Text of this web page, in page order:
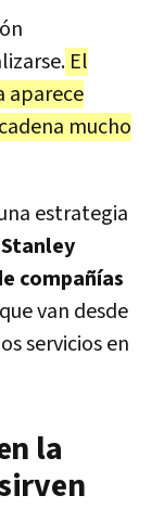
El
aparece
mucho
estrategia
compañías
van desde
servicios en
la